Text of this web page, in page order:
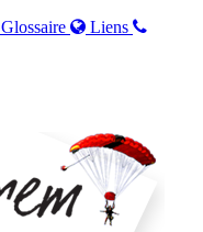
Glossaire
Liens